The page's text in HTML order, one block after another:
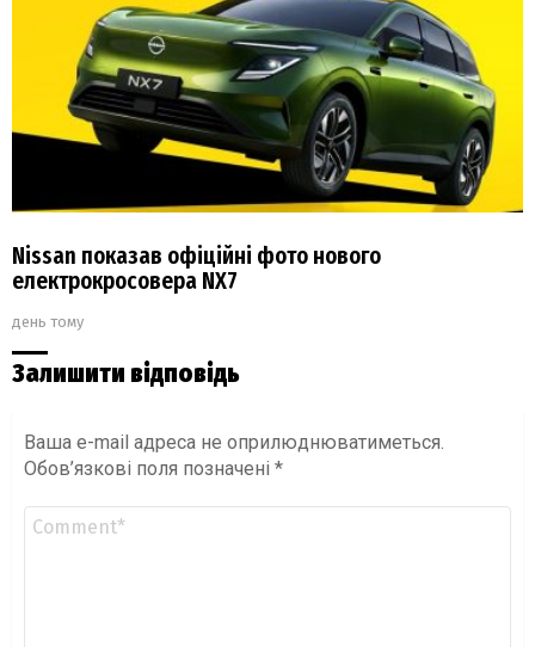
Nissan показав офіційні фото нового
електрокросовера NX7
день тому
Залишити відповідь
Ваша e-mail адреса не оприлюднюватиметься.
Обов’язкові поля позначені *
Коментар